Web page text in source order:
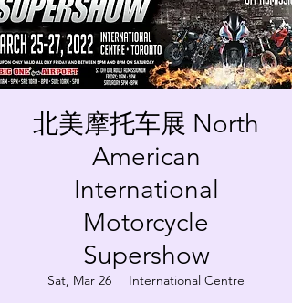
北美摩托车展 North
American
International
Motorcycle
Supershow
Sat, Mar 26
  |
International Centre